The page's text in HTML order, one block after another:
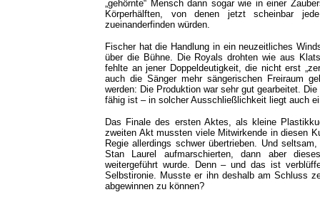
„gehörnte“ Mensch dann sogar wie in einer
Körperhälften, von denen jetzt scheinbar
zueinanderfinden würden.
Fischer hat die Handlung in ein neuzeitliches
über die Bühne. Die Royals drohten wie aus
fehlte an jener Doppeldeutigkeit, die nicht erst
auch die Sänger mehr sängerischen Freiraum
werden: Die Produktion war sehr gut gearbeitet.
fähig ist – in solcher Ausschließlichkeit liegt auch
Das Finale des ersten Aktes, als kleine
zweiten Akt mussten viele Mitwirkende in diesen
Regie allerdings schwer übertrieben. Und
Stan Laurel aufmarschierten, dann aber
weitergeführt wurde. Denn – und das ist
Selbstironie. Musste er ihn deshalb am Schluss
abgewinnen zu können?